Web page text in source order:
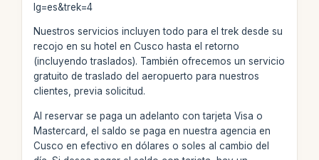
lg=es&trek=4
Nuestros servicios incluyen todo para el trek desde su
recojo en su hotel en Cusco hasta el retorno
(incluyendo traslados). También ofrecemos un servicio
gratuito de traslado del aeropuerto para nuestros
clientes, previa solicitud.
Al reservar se paga un adelanto con tarjeta Visa o
Mastercard, el saldo se paga en nuestra agencia en
Cusco en efectivo en dólares o soles al cambio del